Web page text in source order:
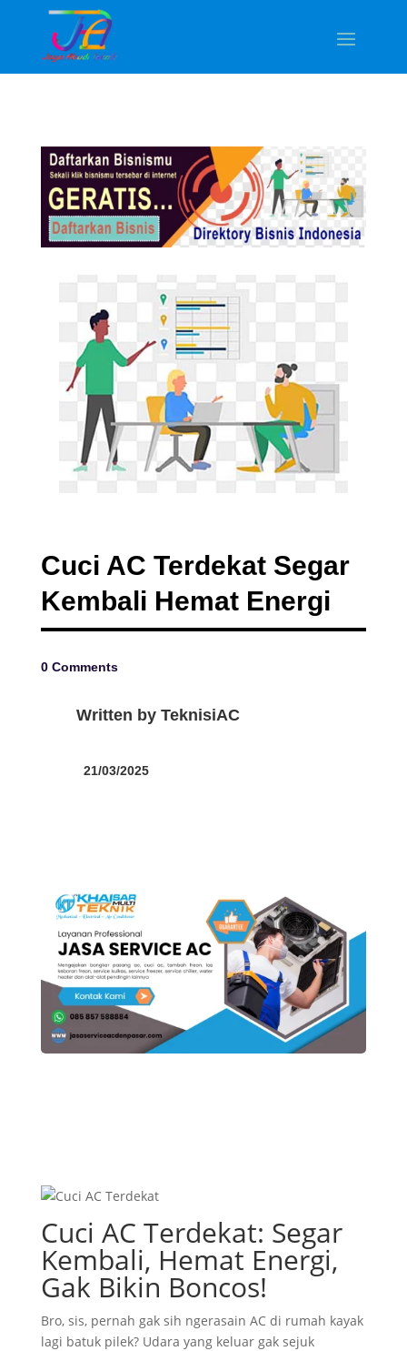
Cuci AC Terdekat Segar
Kembali Hemat Energi
0 Comments
Written by TeknisiAC
21/03/2025
Cuci AC Terdekat: Segar
Kembali, Hemat Energi,
Gak Bikin Boncos!
Bro, sis, pernah gak sih ngerasain AC di rumah kayak
lagi batuk pilek? Udara yang keluar gak sejuk